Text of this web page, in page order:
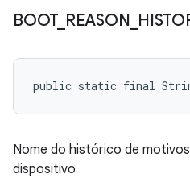
BOOT_ REASON
public static final String
Nome do histórico de
dispositivo